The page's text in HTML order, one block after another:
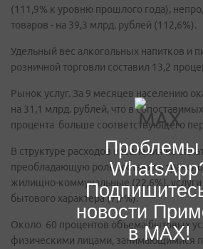
(111,9% к уровню прошлого года),
товаров - на 39,3 млрд. рублей (112,6%).
Удельный вес алкогольных напитков и
розничной торговли составил 13,2
Рынок услуг. За 9 месяцев населению
на 31,1 млрд. рублей, что в
процента больше соответствующего
В структуре расходов населения на
преобладающую роль составили
жилищно-коммунальные (22,6%), услуги
бытового характера (7,7%).
Около 60 процентов объема бытовых
физическими лицами, занимающимися
Проблемы
новости
в MAX!